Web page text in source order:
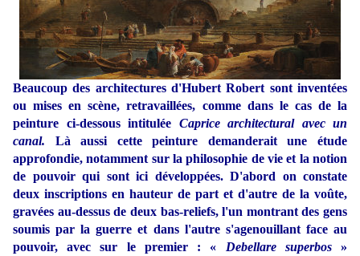
Beaucoup des architectures d'Hubert Robert sont inventées
ou mises en scène, retravaillées, comme dans le cas de la
peinture ci-dessous intitulée Caprice architectural avec un
canal. Là aussi cette peinture demanderait une étude
approfondie, notamment sur la philosophie de vie et la notion
de pouvoir qui sont ici développées. D'abord on constate
deux inscriptions en hauteur de part et d'autre de la voûte,
gravées au-dessus de deux bas-reliefs, l'un montrant des gens
soumis par la guerre et dans l'autre s'agenouillant face au
pouvoir, avec sur le premier : « Debellare superbos»